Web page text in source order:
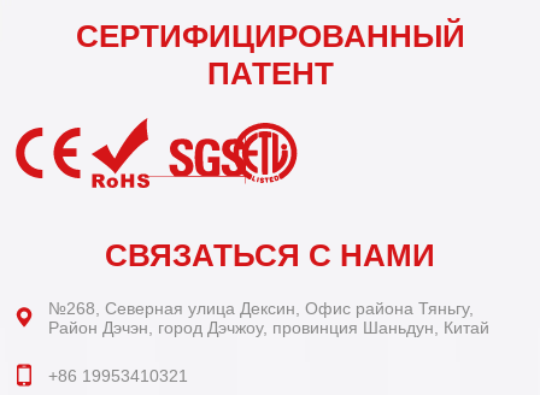
СЕРТИФИЦИРОВАННЫЙ
ПАТЕНТ
СВЯЗАТЬСЯ С НАМИ
№268, Северная улица Дексин, Офис района Тяньгу,
Район Дэчэн, город Дэчжоу, провинция Шаньдун, Китай
+86 19953410321